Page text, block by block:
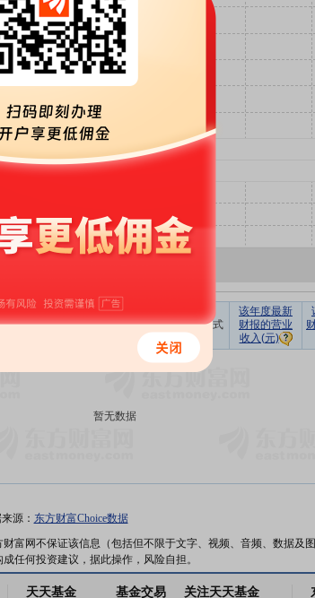
币种 交易简介 交易方式 支付方式
该年度最新
财报的营业
收入(元)
暂无数据
源： 东方财富Choice数据
富网不保证该信息（包括但不限于文字、视频、音频、数据及
任何投资建议，据此操作，风险自担。
天天基金 基金交易 关注天天基金